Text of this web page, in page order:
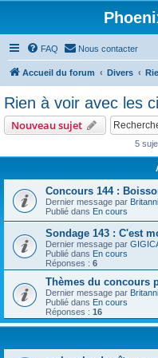
FAQ Nous contacter
Accueil du forum Divers
Rien à voir avec les
Nouveau sujet
5
Concours 144 :
Dernier message par
Publié dans En cours
Sondage 143 : C'est
Dernier message par
Publié dans En cours
Réponses : 6
Thèmes du concours
Dernier message par
Publié dans En cours
Réponses : 16